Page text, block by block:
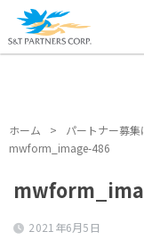
ホーム > パートナー募集
mwform_image-486
ホーム > パートナー募集
mwform_image-486
2021年6月5日